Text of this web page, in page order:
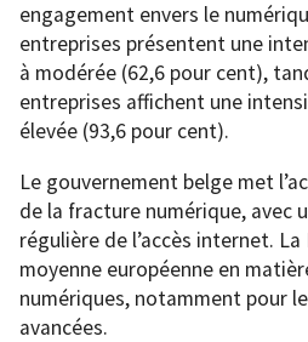
engagement envers le
entreprises présentent une
à modérée (62,6 pour cent),
entreprises affichent une
élevée (93,6 pour cent).
Le gouvernement belge met
de la fracture numérique, avec
régulière de l’accès internet.
moyenne européenne en
numériques, notamment pour
avancées.